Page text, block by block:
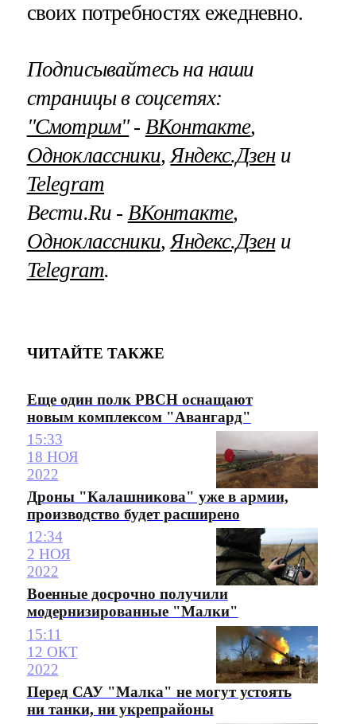
своих потребностях ежедневно.
Подписывайтесь на наши
страницы в соцсетях:
"Смотрим"‐ ВКонтакте,
Одноклассники,Яндекс.Дзени
Telegram
Вести.Ru ‐ ВКонтакте,
Одноклассники,Яндекс.Дзени
Telegram.
ЧИТАЙТЕ ТАКЖЕ
Еще один полк РВСН оснащают
новым комплексом "Авангард"
15:33
18 НОЯ
2022
Дроны "Калашникова" уже в армии,
производство будет расширено
12:34
2 НОЯ
2022
Военные досрочно получили
модернизированные "Малки"
15:11
12 ОКТ
2022
Перед САУ "Малка" не могут устоять
ни танки, ни укрепрайоны